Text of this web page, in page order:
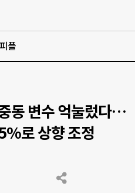
피플
동 변수 억눌렀다…
로 상향 조정